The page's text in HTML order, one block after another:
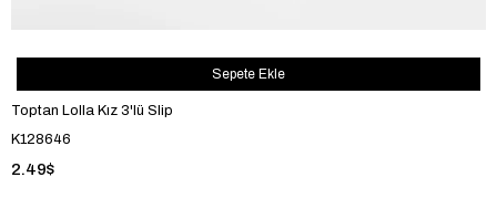
Toptan Lolla Kız 3'lü Slip
K128646
2.49$
Sepete Ekle